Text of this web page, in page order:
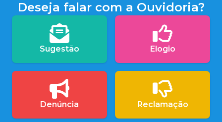
Deseja falar com a Ouvidoria?
Sugestão Elogio
Denúncia Reclamação